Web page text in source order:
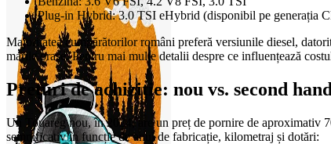
Plug-in Hybrid: 3.0 TSI eHybrid (disponibil pe generația
Majoritatea cumpărătorilor români preferă versiunile diesel,
marile orașe. Pentru mai multe detalii despre ce influențează
Prețuri de achiziție: nou vs. second hand
Un Touareg nou, în 2024, are un preț de pornire de aproximativ
semnificativ în funcție de anul de fabricație, kilometraj și dotări: